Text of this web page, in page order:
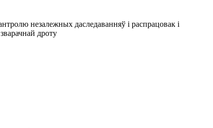
незалежных даследаванняў і распрацовак і
дроту